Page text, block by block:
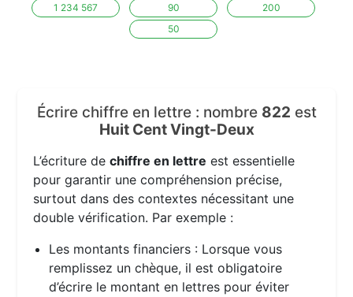
1 234 567
90
200
50
Écrire chiffre en lettre : nombre 822 est
Huit Cent Vingt-Deux
L’écriture dechiffre en lettre est essentielle
pour garantir une compréhension précise,
surtout dans des contextes nécessitant une
double vérification. Par exemple :
Les montants financiers : Lorsque vous
remplissez un chèque, il est obligatoire
d’écrire le montant en lettres pour éviter